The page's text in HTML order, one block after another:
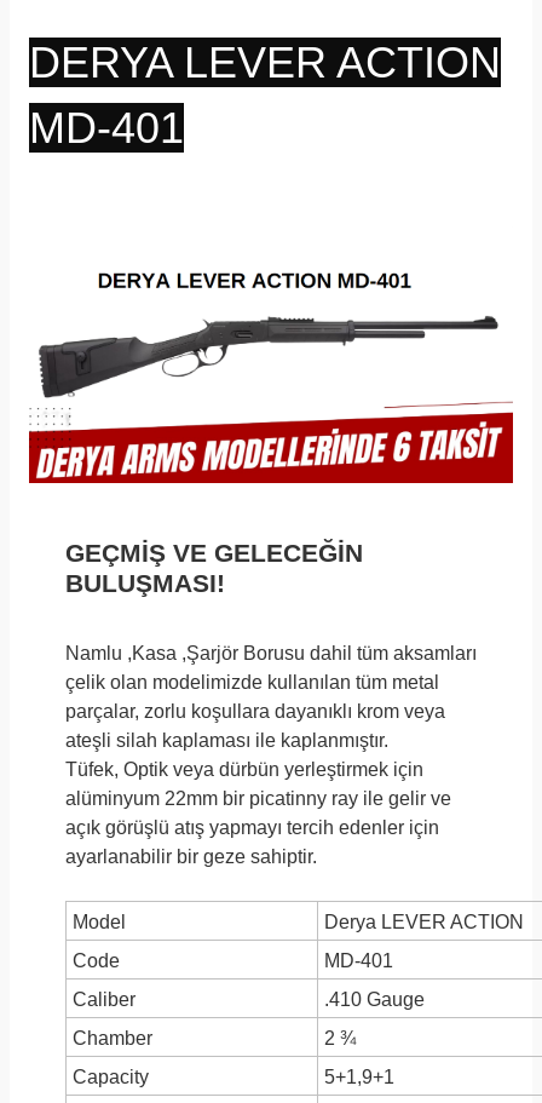
DERYA LEVER ACTION
MD-401
GEÇMİŞ VE GELECEĞİN
BULUŞMASI!
Namlu ,Kasa ,Şarjör Borusu dahil tüm aksamları
çelik olan modelimizde kullanılan tüm metal
parçalar, zorlu koşullara dayanıklı krom veya
ateşli silah kaplaması ile kaplanmıştır.
Tüfek, Optik veya dürbün yerleştirmek için
alüminyum 22mm bir picatinny ray ile gelir ve
açık görüşlü atış yapmayı tercih edenler için
ayarlanabilir bir geze sahiptir.
Model
Derya LEVER ACTION
Code
MD-401
Caliber
.410 Gauge
Chamber
2 ¾
Capacity
5+1,9+1